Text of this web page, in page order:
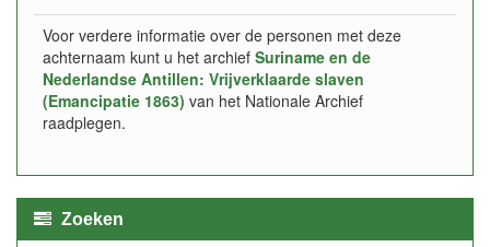
Voor verdere informatie over de personen met deze
achternaam kunt u het archief Suriname en de
Nederlandse Antillen: Vrijverklaarde slaven
(Emancipatie 1863) van het Nationale Archief
raadplegen.
Zoeken